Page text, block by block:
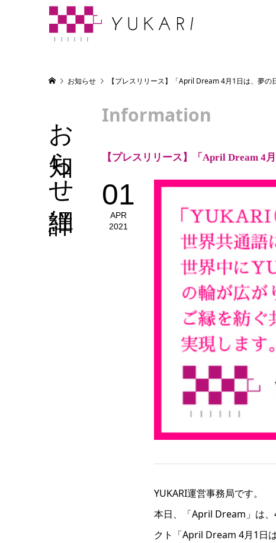
お知らせ 【プレスリリース】「April Dream 4月1日は、夢の
お知らせ詳細 Information
【プレスリリース】「April Dream 4
01
APR
2021
YUKARI運営事務局です。
本日、「April Dream」は、
クト「April Dream 4月1日